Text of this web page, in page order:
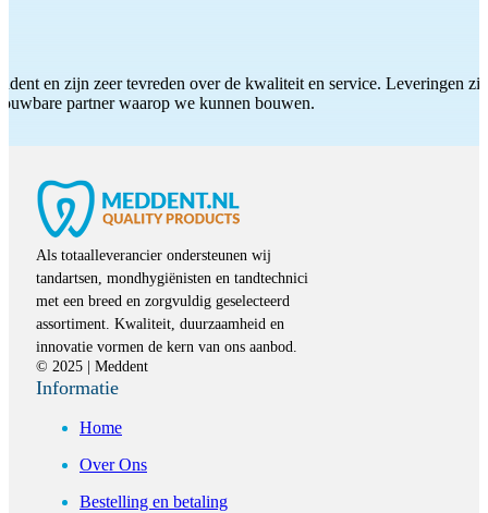
en zijn zeer tevreden over de kwaliteit en service. Leveringen
partner waarop we kunnen bouwen.
Als totaalleverancier ondersteunen wij
tandartsen, mondhygiënisten en tandtechnici
met een breed en zorgvuldig geselecteerd
assortiment. Kwaliteit, duurzaamheid en
innovatie vormen de kern van ons aanbod.
© 2025 | Meddent
Informatie
Home
Over Ons
Bestelling en betaling